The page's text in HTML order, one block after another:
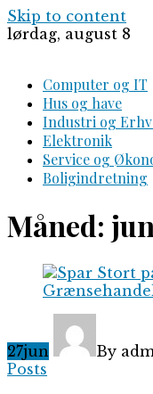
Skip to content
lørdag, august 8
Computer og IT
Hus og have
Industri og
Elektronik
Service og
Boligindretning
Måned:
27jun By
Posts